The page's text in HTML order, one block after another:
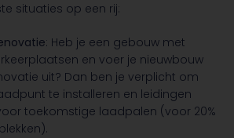
situaties op een rij:
: Heb je een gebouw met
en voer je nieuwbouw
uit? Dan ben je verplicht om
te installeren en leidingen
toekomstige laadpalen (voor 20%